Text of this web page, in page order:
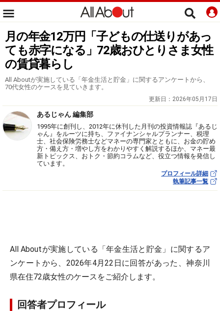
月の年金12万円「子どもの仕送りがあっ
ても赤字になる」72歳おひとりさま女性
の賃貸暮らし
All Aboutが実施している「年金生活と貯金」に関するアンケートから、
70代女性のケースを見ていきます。
更新日： 2026年05月17日
あるじゃん 編集部
1995年に創刊し、2012年に休刊した月刊の投資情報誌『あるじ
ゃん』をルーツに持ち、ファイナンシャルプランナー、税理
士、社会保険労務士などマネーの専門家とともに、お金の貯め
方・備え方・増やし方をわかりやすく解説するほか、マネー最
新トピックス、おトク・節約コラムなど、役立つ情報を発信し
ています。
プロフィール詳細
執筆記事一覧
All Aboutが実施している「年金生活と貯金」に関するア
ンケートから、2026年4月22日に回答があった、神奈川
県在住72歳女性のケースをご紹介します。
回答者プロフィール